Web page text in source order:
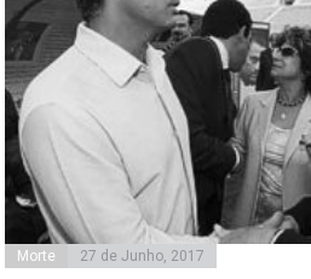
Morte 27 de Junho, 2017